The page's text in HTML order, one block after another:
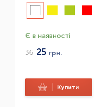
Є в наявності
36 25 грн.
Купити